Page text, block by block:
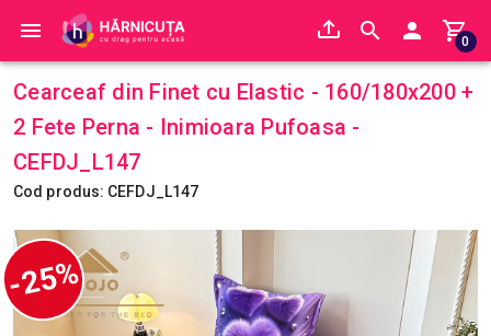
0
Cearceaf din Finet cu Elastic - 160/180x200 +
2 Fete Perna - Inimioara Pufoasa -
CEFDJ_L147
Cod produs: CEFDJ_L147
-25%